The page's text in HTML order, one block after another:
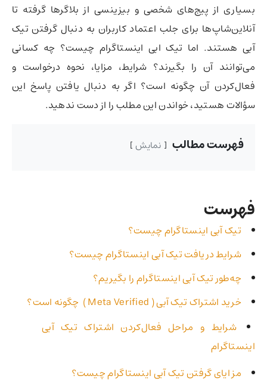
بسیاری از پیج‌های شخصی و بیزینسی از بلاگرها گرفته تا
آنلاین‌شاپ‌ها برای جلب اعتماد کاربران به دنبال گرفتن تیک
آبی هستند. اما تیک ابی اینستاگرام چیست؟ چه کسانی
می‌توانند آن را بگیرند؟ شرایط، مزایا، نحوه درخواست و
فعال‌کردن آن چگونه است؟ اگر به دنبال یافتن پاسخ این
سؤالات هستید، خواندن این مطلب را از دست ندهید.
فهرست مطالب نمایش
فهرست
تیک آبی اینستاگرام چیست؟
شرایط دریافت تیک آبی اینستاگرام چیست؟
چه‌طور تیک آبی اینستاگرام را بگیریم؟
خرید اشتراک تیک آبی ( Meta Verified ) چگونه است؟
شرایط و مراحل فعال‌کردن اشتراک تیک آبی
اینستاگرام
مز ایای گرفتن تیک آبی اینستاگرام چیست؟